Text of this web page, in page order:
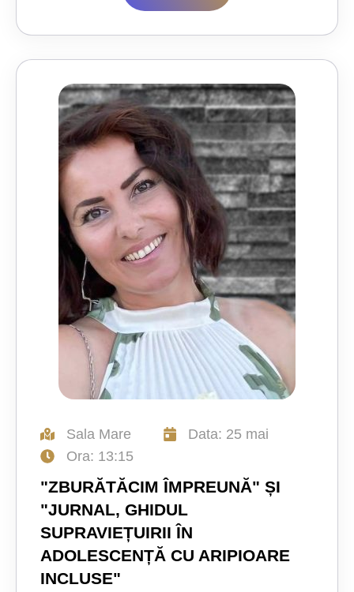
Sala Mare
Data: 25 mai
Ora: 13:15
"ZBURĂTĂCIM ÎMPREUNĂ" ȘI
"JURNAL, GHIDUL
SUPRAVIEȚUIRII ÎN
ADOLESCENȚĂ CU ARIPIOARE
INCLUSE"